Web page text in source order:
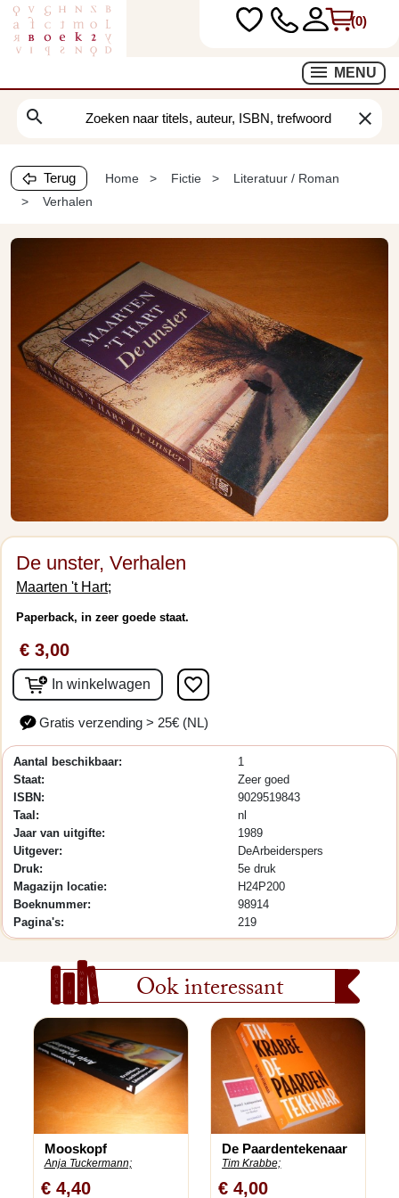
(0)
MENU
search clear
Terug Home Fictie
Literatuur / Roman
Verhalen
De unster, Verhalen
Maarten 't Hart;
Paperback, in zeer goede staat.
€ 3,00
In winkelwagen favorite_border
Gratis verzending > 25€ (NL)
Aantal beschikbaar:
1
Staat:
Zeer goed
ISBN:
9029519843
Taal:
nl
Jaar van uitgifte:
1989
Uitgever:
DeArbeiderspers
Druk:
5e druk
Magazijn locatie:
H24P200
Boeknummer:
98914
Pagina's:
219
Ook interessant
Mooskopf
Anja Tuckermann;
€ 4,40
De Paardentekenaar
Tim Krabbe;
€ 4,00